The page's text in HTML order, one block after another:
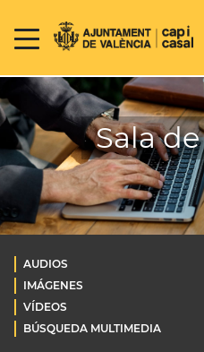
Sala
AUDIOS
IMÁGENES
VÍDEOS
BÚSQUEDA MULTIMEDIA